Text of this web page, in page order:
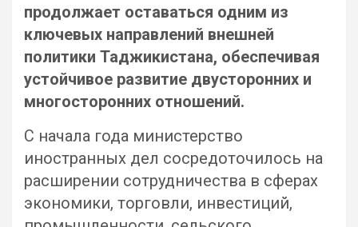
продолжает оставаться одним из
ключевых направлений внешней
политики Таджикистана, обеспечивая
устойчивое развитие двусторонних и
многосторонних отношений.
С начала года министерство
иностранных дел сосредоточилось на
расширении сотрудничества в сферах
экономики, торговли, инвестиций,